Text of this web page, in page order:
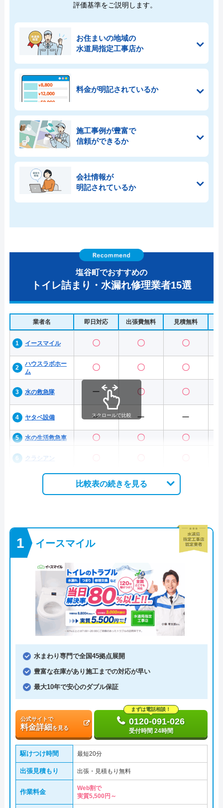
評価基準をご説明します。
お住まいの地域の
水道局指定工事店か
料金が明記されているか
施工事例が豊富で
信頼ができるか
会社情報が
明記されているか
塩谷町でおすすめの
トイレ詰まり・水漏れ修理業者15選
業者名 即日対応 出張費無料 見積無料
イースマイル 〇 〇 〇
ハウスラボホー
ム
〇 〇 〇
水の救急隊 ー 〇 〇
ヤタベ設備 ー ー ー
水の生活救急車 〇 〇 〇
クラシアン
スクロールで比較
比較表の続きを見る
イースマイル
水まわり専門で全国45拠点展開
豊富な在庫があり施工までの対応が早い
最大10年で安心のダブル保証
公式サイトで
料金詳細を見る
まずは電話相談！
0120-091-026
受付時間 24時間
駆けつけ時間 最短20分
出張見積もり 出張・見積もり無料
作業料金
Web割で
実質5,500円～